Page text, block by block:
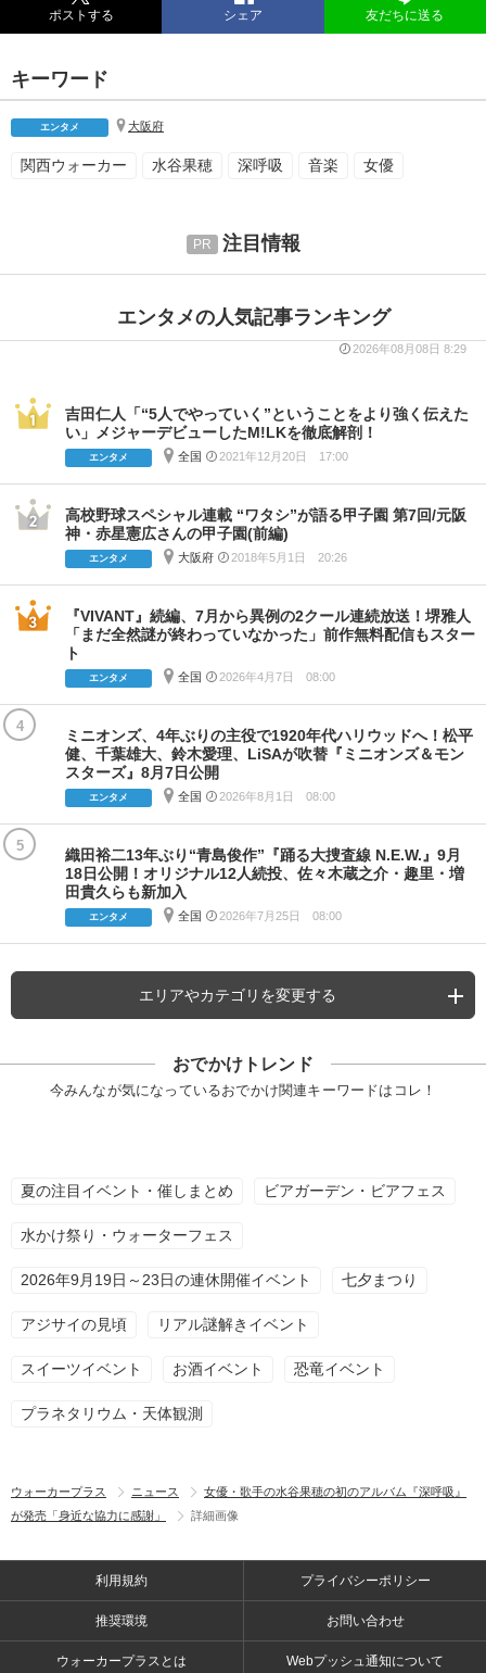
ポストする シェア 友だちに送る
キーワード
エンタメ 大阪府
関西ウォーカー 水谷果穂 深呼吸 音楽 女優
注目情報
エンタメの人気記事ランキング
2026年08月08日 8:29
吉田仁人「“5人でやっていく”ということをより強く伝えた
い」メジャーデビューしたM!LKを徹底解剖！
エンタメ 全国 2021年12月20日 17:00
高校野球スペシャル連載 “ワタシ”が語る甲子園 第7回/元阪
神・赤星憲広さんの甲子園(前編)
エンタメ 大阪府 2018年5月1日 20:26
『VIVANT』続編、7月から異例の2クール連続放送！堺雅人
「まだ全然謎が終わっていなかった」前作無料配信もスター
ト
エンタメ 全国 2026年4月7日 08:00
4
ミニオンズ、4年ぶりの主役で1920年代ハリウッドへ！松平
健、千葉雄大、鈴木愛理、LiSAが吹替『ミニオンズ＆モン
スターズ』8月7日公開
エンタメ 全国 2026年8月1日 08:00
5
織田裕二13年ぶり“青島俊作”『踊る大捜査線 N.E.W.』9月
18日公開！オリジナル12人続投、佐々木蔵之介・趣里・増
田貴久らも新加入
エンタメ 全国 2026年7月25日 08:00
エリアやカテゴリを変更する
おでかけトレンド
今みんなが気になっているおでかけ関連キーワードはコレ！
夏の注目イベント・催しまとめ ビアガーデン・ビアフェス
水かけ祭り・ウォーターフェス
2026年9月19日～23日の連休開催イベント 七夕まつり
アジサイの見頃 リアル謎解きイベント
スイーツイベント お酒イベント 恐竜イベント
プラネタリウム・天体観測
ウォーカープラス ニュース
女優・歌手の水谷果穂の初のアルバム『深呼吸』
が発売「身近な協力に感謝」
詳細画像
利用規約 プライバシーポリシー
推奨環境 お問い合わせ
ウォーカープラスとは Webプッシュ通知について